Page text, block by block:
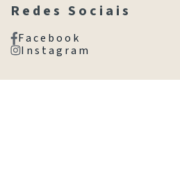
R e d e s S o c i a i s
F a c e b o o k
I n s t a g r a m